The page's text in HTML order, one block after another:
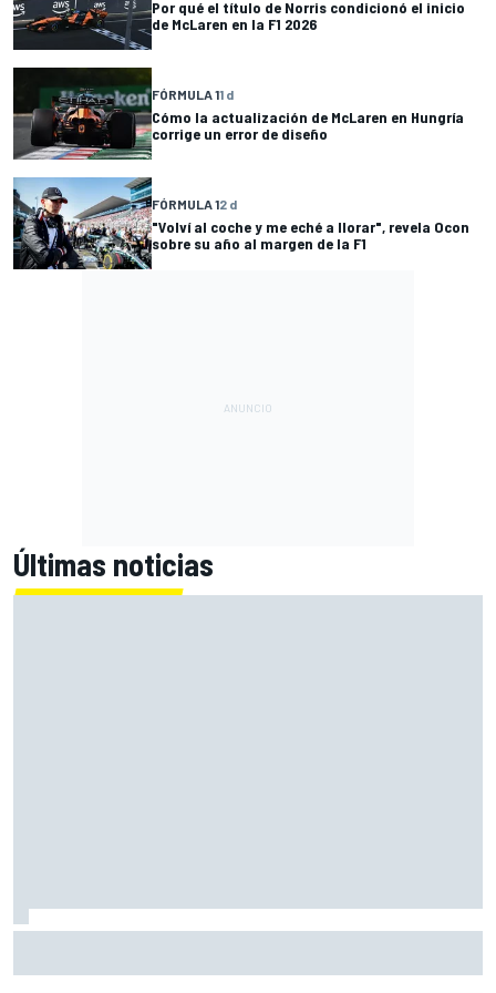
Por qué el título de Norris condicionó el inicio
de McLaren en la F1 2026
FÓRMULA 11 d
Cómo la actualización de McLaren en Hungría
corrige un error de diseño
FÓRMULA 12 d
"Volví al coche y me eché a llorar", revela Ocon
sobre su año al margen de la F1
Últimas noticias